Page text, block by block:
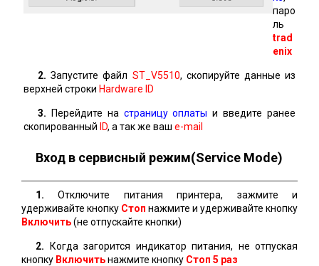
паро
ль
trad
enix
2. Запустите файл ST_V5510, скопируйте данные из
верхней строки Hardware ID
3. Перейдите на страницу оплаты и введите ранее
скопированный ID, а так же ваш e-mail
Вход в сервисный режим(Service Mode)
1. Отключите питания принтера, зажмите и
удерживайте кнопку Стоп нажмите и удерживайте кнопку
Включить(не отпускайте кнопки)
2. Когда загорится индикатор питания, не отпуская
кнопку Включитьнажмите кнопку Стоп 5 раз